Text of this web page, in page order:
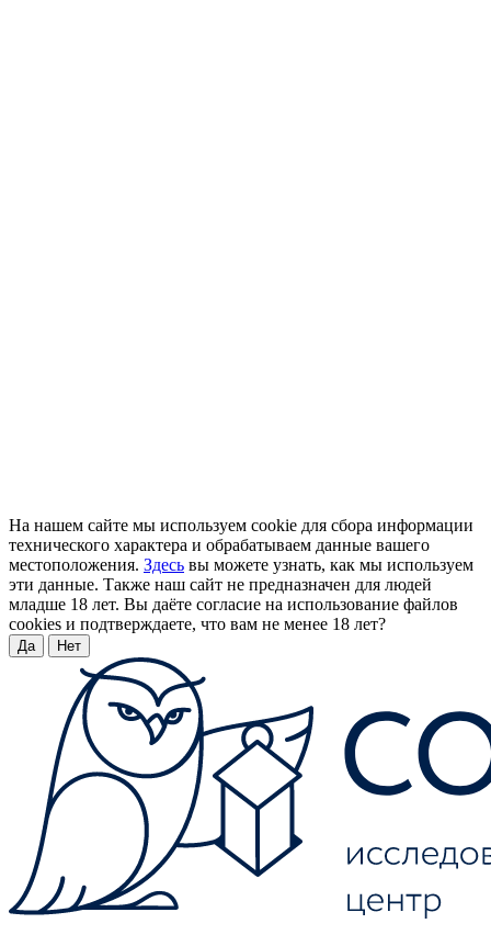
На нашем сайте мы используем cookie для сбора информации
технического характера и обрабатываем данные вашего
местоположения. Здесь вы можете узнать, как мы используем
эти данные. Также наш сайт не предназначен для людей
младше 18 лет. Вы даёте согласие на использование файлов
cookies и подтверждаете, что вам не менее 18 лет?
Да Нет